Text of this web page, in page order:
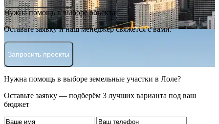
Нужна помощь в выборе объекта?
Оставьте заявку и наш менеджер свяжется с вами.
Запросить проекты
Нужна помощь в выборе земельные участки в Лоле?
Оставьте заявку — подберём 3 лучших варианта под ваш
бюджет